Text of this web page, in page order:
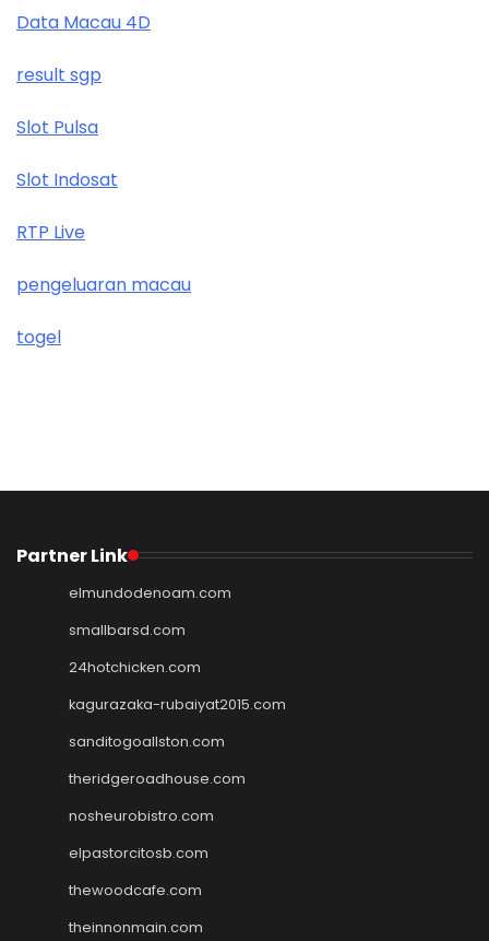
Data Macau 4D
result sgp
Slot Pulsa
Slot Indosat
RTP Live
pengeluaran macau
togel
Partner Link
elmundodenoam.com
smallbarsd.com
24hotchicken.com
kagurazaka-rubaiyat2015.com
sanditogoallston.com
theridgeroadhouse.com
nosheurobistro.com
elpastorcitosb.com
thewoodcafe.com
theinnonmain.com